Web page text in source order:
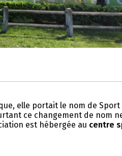
elle portait le nom de
ce changement de nom
est hébergée au centre